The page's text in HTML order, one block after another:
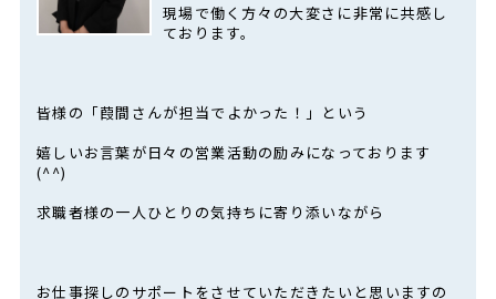
現場で働く方々の大変さに非常に共感し
ております。
皆様の「葭間さんが担当でよかった！」という
嬉しいお言葉が日々の営業活動の励みになっております
(^^)
求職者様の一人ひとりの気持ちに寄り添いながら
お仕事探しのサポートをさせていただきたいと思いますの